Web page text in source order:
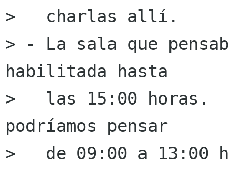
>   charlas allí.
> - La sala que
habilitada hasta
>   las 15:00 horas.
podríamos pensar
>   de 09:00 a 13:00